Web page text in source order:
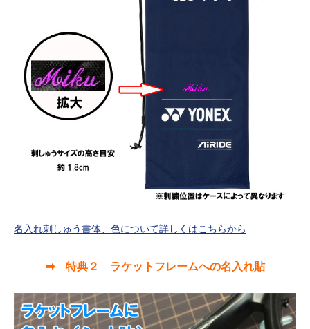
名入れ刺しゅう書体、色について詳しくはこちらから
➡ 特典２ ラケットフレームへの名入れ貼